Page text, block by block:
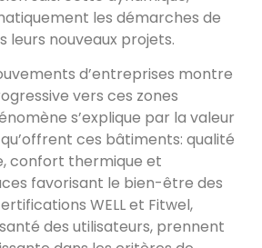
les démarches de
leurs nouveaux projets.
d’entreprises montre
vers ces zones
s’explique par la valeur
ces bâtiments: qualité
confort thermique et
favorisant le bien-être des
WELL et Fitwel,
des utilisateurs, prennent